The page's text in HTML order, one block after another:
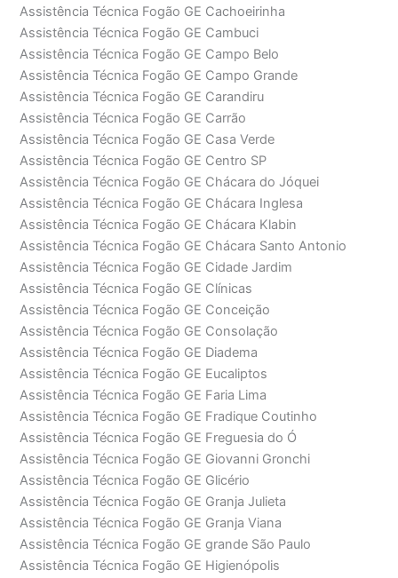
Assistência Técnica Fogão GE Cachoeirinha
Assistência Técnica Fogão GE Cambuci
Assistência Técnica Fogão GE Campo Belo
Assistência Técnica Fogão GE Campo Grande
Assistência Técnica Fogão GE Carandiru
Assistência Técnica Fogão GE Carrão
Assistência Técnica Fogão GE Casa Verde
Assistência Técnica Fogão GE Centro SP
Assistência Técnica Fogão GE Chácara do Jóquei
Assistência Técnica Fogão GE Chácara Inglesa
Assistência Técnica Fogão GE Chácara Klabin
Assistência Técnica Fogão GE Chácara Santo Antonio
Assistência Técnica Fogão GE Cidade Jardim
Assistência Técnica Fogão GE Clínicas
Assistência Técnica Fogão GE Conceição
Assistência Técnica Fogão GE Consolação
Assistência Técnica Fogão GE Diadema
Assistência Técnica Fogão GE Eucaliptos
Assistência Técnica Fogão GE Faria Lima
Assistência Técnica Fogão GE Fradique Coutinho
Assistência Técnica Fogão GE Freguesia do Ó
Assistência Técnica Fogão GE Giovanni Gronchi
Assistência Técnica Fogão GE Glicério
Assistência Técnica Fogão GE Granja Julieta
Assistência Técnica Fogão GE Granja Viana
Assistência Técnica Fogão GE grande São Paulo
Assistência Técnica Fogão GE Higienópolis